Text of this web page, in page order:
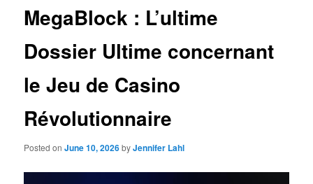
MegaBlock : L’ultime
Dossier Ultime concernant
le Jeu de Casino
Révolutionnaire
Posted onJune 10, 2026byJennifer Lahl